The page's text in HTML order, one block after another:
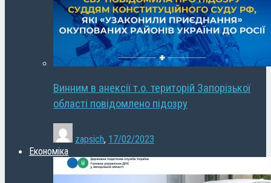
Винним в анексії т.о. територій Запорізької
області повідомлено підозру
zapsich, 17/02/2023
Економіка